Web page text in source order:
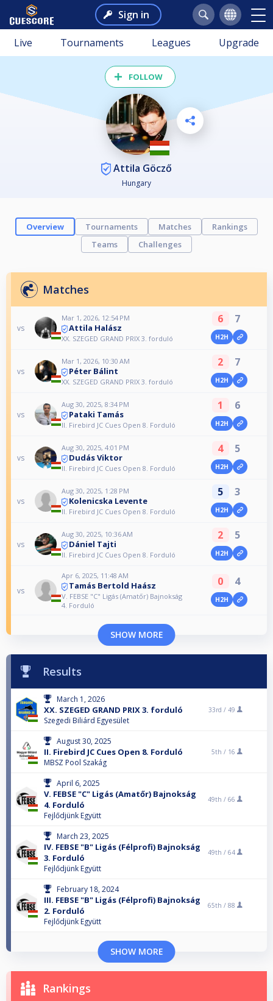
Sign in
Live Tournaments Leagues Upgrade
FOLLOW
Attila Göcző
Hungary
Overview Tournaments Matches
Rankings
Teams
Challenges
Matches
vs
Mar 1, 2026, 12:54 PM
Attila Halász
XX. SZEGED GRAND PRIX 3. forduló
6 7
H2H
vs
Mar 1, 2026, 10:30 AM
Péter Bálint
XX. SZEGED GRAND PRIX 3. forduló
2 7
H2H
vs
Aug 30, 2025, 8:34 PM
Pataki Tamás
II. Firebird JC Cues Open 8. Forduló
1 6
H2H
vs
Aug 30, 2025, 4:01 PM
Dudás Viktor
II. Firebird JC Cues Open 8. Forduló
4 5
H2H
vs
Aug 30, 2025, 1:28 PM
Kolenicska Levente
II. Firebird JC Cues Open 8. Forduló
5 3
H2H
vs
Aug 30, 2025, 10:36 AM
Dániel Tajti
II. Firebird JC Cues Open 8. Forduló
2 5
H2H
vs
Apr 6, 2025, 11:48 AM
Tamás Bertold Haász
V. FEBSE "C" Ligás (Amatőr) Bajnokság
4. Forduló
0 4
H2H
SHOW MORE
Results
March 1, 2026
XX. SZEGED GRAND PRIX 3. forduló
Szegedi Biliárd Egyesület
33rd / 49
August 30, 2025
II. Firebird JC Cues Open 8. Forduló
MBSZ Pool Szakág
5th / 16
April 6, 2025
V. FEBSE "C" Ligás (Amatőr) Bajnokság
4. Forduló
Fejlődjünk Együtt
49th / 66
March 23, 2025
IV. FEBSE "B" Ligás (Félprofi) Bajnokság
3. Forduló
Fejlődjünk Együtt
49th / 64
February 18, 2024
III. FEBSE "B" Ligás (Félprofi) Bajnokság
2. Forduló
Fejlődjünk Együtt
65th / 88
SHOW MORE
Rankings